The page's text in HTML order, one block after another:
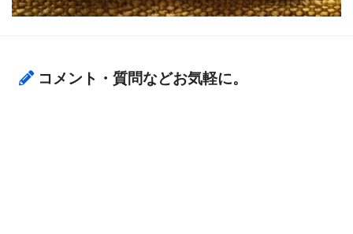
コメント・質問などお気軽に。